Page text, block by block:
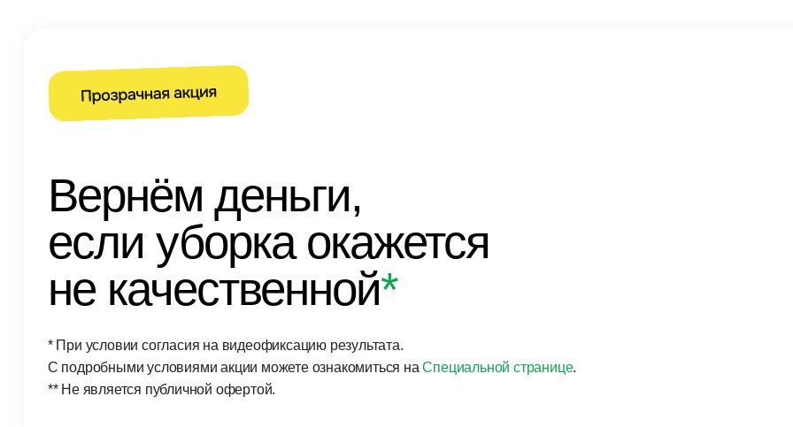
Вернём деньги,
если уборка окажется
не качественной*
* При условии согласия на видеофиксацию результата.
С подробными условиями акции можете ознакомиться наСпециальной странице.
** Не является публичной офертой.